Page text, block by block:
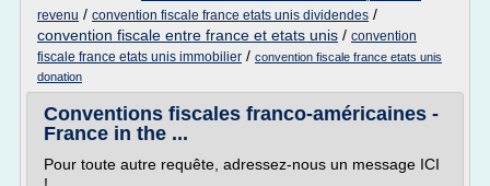
revenu / convention fiscale france etats unis dividendes /
convention fiscale entre france et etats unis / convention
fiscale france etats unis immobilier / convention fiscale france etats unis
donation
Conventions fiscales franco-américaines -
France in the ...
Pour toute autre requête, adressez-nous un message ICI